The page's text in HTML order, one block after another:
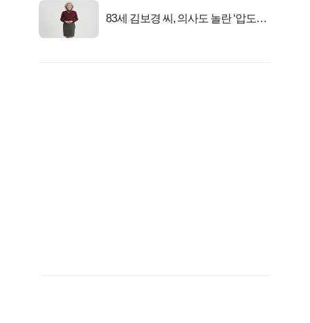
83세 김보경 씨, 의사도 놀란 ‘압도적